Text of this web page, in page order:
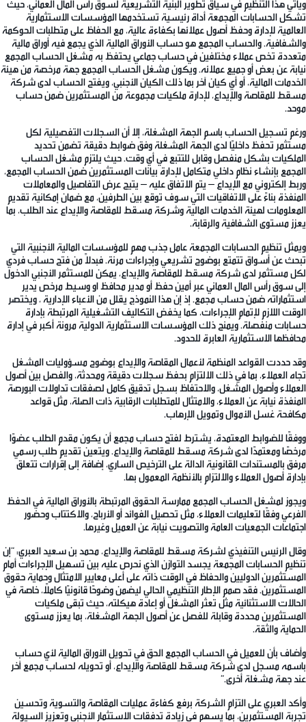
ويأتي هذا التنظيم في سياق تطوير البنية التشريعية لسوق رأس المال العماني، حيث
تشكل الحسابات المجمعة أداة رئيسية تستخدمها المؤسسات الاستثمارية
العالمية لإدارة وحفظ أصول عملائها بكفاءة عالية، مع الحفاظ على متطلبات الحوكمة
والشفافية. والحساب المجمع هو حساب الأوراق المالية الذي يجمع فيه أوراق مالية
متعددة تخص عملاء مختلفين في حساب جماعي يحتفظ به مشغل الحساب المجمع
نيابة عن بعض أو جميع عملائه. ويكون مشغل الحساب المجمع جهة مرخصة من هيئة
الخدمات المالية، أو أي كيان آخر بما ذلك الكيان الأجنبي، ويفتح الحساب لدى شركة
مسقط للمقاصة والإيداع، لإدارة ملكيات مجموعة من المستثمرين ضمن حساب
موحد.
ورغم تسجيل الحساب باسم الجهة المشغلة، إلا أن السجلات التفصيلية لكل
مستثمر تحفظ داخليًا لدى الجهة المشغلة وفق ضوابط دقيقة تضمن تحديد
الملكيات بشكل منفصل وقابل للتتبع في أي وقت. حيث يلتزم مشغل الحساب
المجمع بإنشاء نظام داخلي متكامل لإدارة بيانات المستثمرين ضمن الحساب المجمع،
وربط إلكتروني مع الإيداع – يتم الاتفاق عليه – يتيح عرض التفاصيل والمعاملات
المنفذة بناءً على الاتفاقيات التي سوف توقع بين الطرفين، مع ضمان إمكانية تقديم
المعلومات لهيئة الخدمات المالية وشركة مسقط للمقاصة والإيداع عند الطلب، بما
يعزز مستوى الشفافية والرقابة.
ويمثل تنظيم الحسابات المجمعة عامل جذب مهم للمؤسسات المالية الأجنبية التي
تبحث عن أسواق تتمتع بوضوح تشريعي وإجراءات مرنة. فبدلاً من فتح حساب فردي
لكل مستثمر لدى شركة مسقط للمقاصة والإيداع، يمكن للمستثمر الأجنبي الدخول
إلى سوق رأس المال العماني عبر أمين حفظ أو مدير محافظ او وسيط مرخص يدير
استثماراته ضمن حساب مجمع. إذ إن هذا النموذج يقلل من الأعباء الإدارية ، ويختصر
الوقت اللازم لإتمام الإجراءات، كما يخفض التكاليف التشغيلية المرتبطة بإدارة
حسابات منفصلة. ويمنح ذلك المؤسسات الاستثمارية الدولية مرونة أكبر في إدارة
محافظها الاستثمارية العابرة للحدود.
وقد حددت القواعد المنظمة لأعمال المقاصة والإيداع بوضوح مسؤوليات المشغل
تجاه العملاء، بما في ذلك الالتزام بحفظ سجلات دقيقة ومحدثة، والفصل بين أصول
العملاء وأصول المشغل، والاحتفاظ بسجل تدقيق كامل لصفقات تداولات البورصة
المنفذة نيابة عن العملاء، والامتثال للمتطلبات الرقابية ذات الصلة، مثل قواعد
مكافحة غسل الأموال وتمويل الإرهاب.
ووفقًا للضوابط المعتمدة، يشترط لفتح حساب مجمع أن يكون مقدم الطلب عضوًا
مرخصًا ومعتمدًا لدى شركة مسقط للمقاصة والإيداع. ويتعين تقديم طلب رسمي
مرفق بالمستندات القانونية الدالة على الترخيص الساري، إضافة إلى إقرارات تتعلق
بإدارة أصول العملاء والالتزام بالأنظمة المعمول بها.
ويجوز لمشغل الحساب المجمع ممارسة الحقوق المرتبطة بالأوراق المالية في الحفظ
الفرعي وفقًا لتعليمات العملاء، مثل تحصيل الفوائد أو الأرباح، والاكتتاب وحضور
اجتماعات الجمعيات العامة والتصويت نيابة عن العميل وغيرها.
وقال الرئيس التنفيذي لشركة مسقط للمقاصة والإيداع، محمد بن سعيد العبري: “إن
تنظيم الحسابات المجمعة يجسد التوازن الذي نحرص عليه بين تسهيل الإجراءات أمام
المستثمرين الدوليين والحفاظ في الوقت ذاته على أعلى معايير الامتثال وحماية حقوق
المستثمرين. فقد صمم الإطار التنظيمي الحالي ليضمن وضوحًا قانونيًا كاملًا، خاصة في
الحالات الاستثنائية مثل تعثر المشغل أو إعادة هيكلته، حيث تبقى ملكيات
المستثمرين محددة وقابلة للفصل عن أصول الجهة المشغلة، بما يعزز مستوى
الحماية والثقة.
وأضاف بأن للعميل في الحساب المجمع الحق في تحويل الأوراق المالية لأي حساب
باسمه مسجل لدى شركة مسقط للمقاصة والإيداع، أو تحويله لحساب مجمع آخر
عند جهة مشغلة أخرى.”
وأكد العبري على التزام الشركة برفع كفاءة عمليات المقاصة والتسوية وتحسين
تجربة المستثمرين، بما يسهم في زيادة تدفقات الاستثمار الأجنبي وتعزيز السيولة